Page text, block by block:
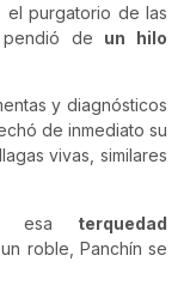
el purgatorio de las
de un hilo
y diagnósticos
de inmediato su
vivas, similares
esa terquedad
roble, Panchín se